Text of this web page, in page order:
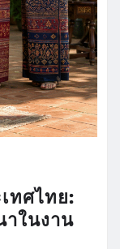
ทศไทย:
ในงาน